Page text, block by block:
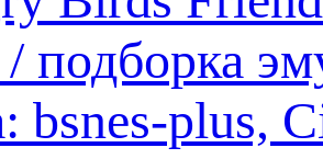
подборка
bsnes-plus,